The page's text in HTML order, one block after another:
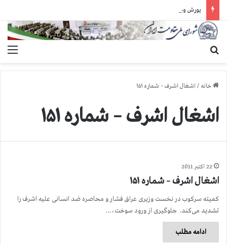
خانه / اشغال اشرف – شماره ۱۵۱
اشغال اشرف – شماره ۱۵۱
22 اکتبر 2011
اشغال اشرف – شماره ۱۵۱
کمیته سرکوب در نخست وزیری عراق فشار و محاصره ضد انسانی علیه اشرف را
تشدید می‌کند. جلوگیری از ورود سوخت،…
ادامه مطلب